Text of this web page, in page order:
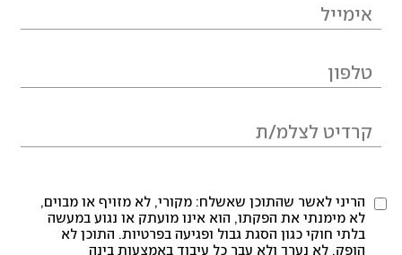
הריני לאשר שהתוכן שאשלח: מקורי, לא מזויף או מבוים,
לא מימנתי את הפקתו, הוא אינו מועתק או נגוע במעשה
בלתי חוקי כגון הסגת גבול ופגיעה בפרטיות. התוכן לא
הופק, לא נערך ולא עבר כל עיבוד באמצעות בינה